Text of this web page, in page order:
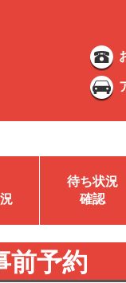
待ち状況
確認
前予約